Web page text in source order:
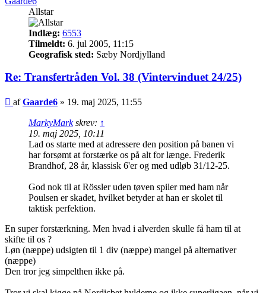
Allstar
Indlæg: 6553
Tilmeldt: 6. jul 2005, 11:15
Geografisk sted: Sæby Nordjylland
Re: Transfertråden Vol. 38 (Vintervinduet 24/25)
Indlæg
afGaarde6 » 19. maj 2025, 11:55
MarkyMarkskrev: ↑
19. maj 2025, 10:11
Lad os starte med at adressere den position på banen vi
har forsømt at forstærke os på alt for længe. Frederik
Brandhof, 28 år, klassisk 6'er og med udløb 31/12-25.
God nok til at Rössler uden tøven spiler med ham når
Poulsen er skadet, hvilket betyder at han er skolet til
taktisk perfektion.
En super forstærkning. Men hvad i alverden skulle få ham til at
skifte til os ?
Løn (næppe) udsigten til 1 div (næppe) mangel på alternativer
(næppe)
Den tror jeg simpelthen ikke på.